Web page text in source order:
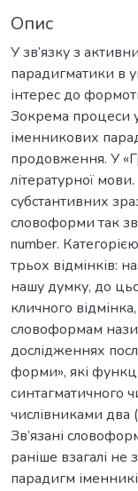
Опис
У зв’язку з
парадигматики в
інтерес до
Зокрема процеси
іменникових
продовження. У
літературної
субстантивних
словоформи так
number.
трьох відмінків:
нашу думку, до
кличного
словоформам
дослідженнях
форми», які
синтагматичного
числівниками два
Зв’язані
раніше взагалі не
парадигм